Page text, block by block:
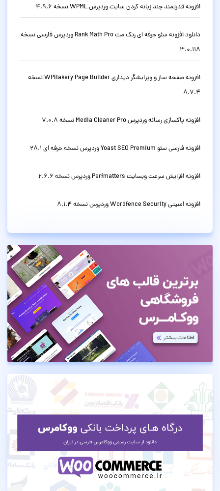
افزونه قدرتمند چند زبانه کردن سایت وردپرس WPML نسخه 4.9.6
دانلود افزونه سئو حرفه ای رنک مث Rank Math Pro وردپرس فارسی نسخه
3.0.118
افزونه صفحه ساز و ویرایشگر دیداری WPBakery Page Builder نسخه
8.7.4
افزونه پاکسازی رسانه وردپرس Media Cleaner Pro نسخه 7.0.8
افزونه فارسی سئو Yoast SEO Premium وردپرس نسخه حرفه ای 28.1
افزونه افزایش سرعت وبسایت Perfmatters وردپرس نسخه 2.6.6
افزونه امنیتی Wordfence Security وردپرس نسخه 8.1.4